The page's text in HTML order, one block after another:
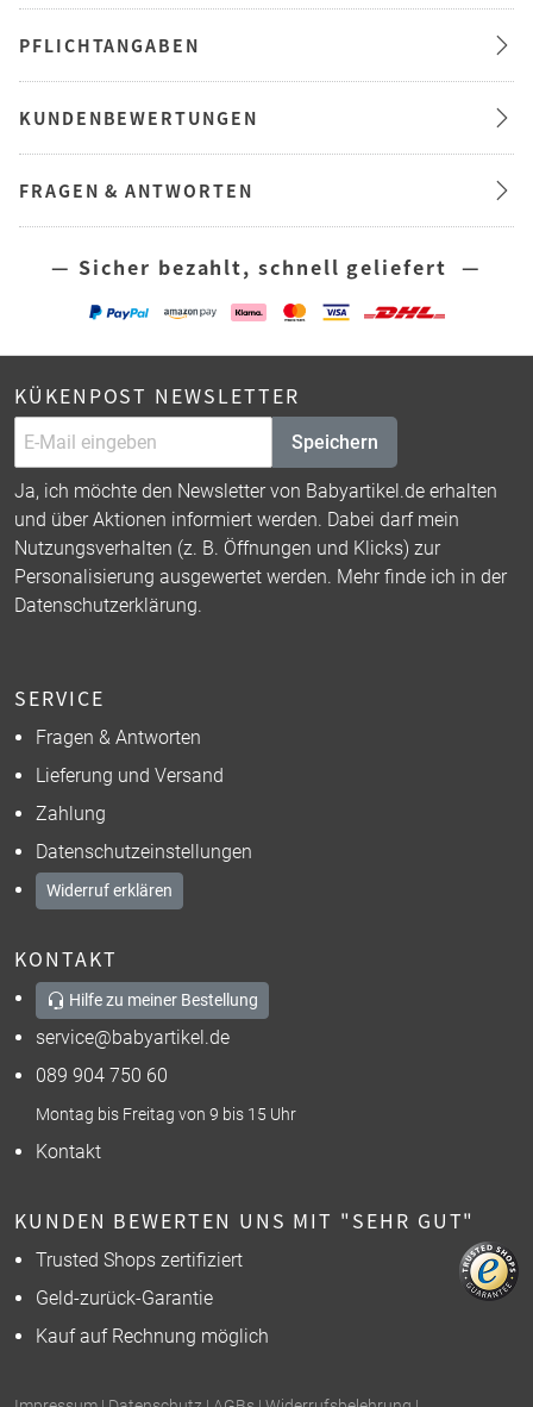
PFLICHTANGABEN
KUNDENBEWERTUNGEN
FRAGEN & ANTWORTEN
— Sicher bezahlt, schnell geliefert —
KÜKENPOST NEWSLETTER
Speichern
Ja, ich möchte den Newsletter von Babyartikel.de erhalten
und über Aktionen informiert werden. Dabei darf mein
Nutzungsverhalten (z. B. Öffnungen und Klicks) zur
Personalisierung ausgewertet werden. Mehr finde ich in der
Datenschutzerklärung.
SERVICE
Fragen & Antworten
Lieferung und Versand
Zahlung
Datenschutzeinstellungen
Widerruf erklären
KONTAKT
Hilfe zu meiner Bestellung
service@babyartikel.de
089 904 750 60
Montag bis Freitag von 9 bis 15 Uhr
Kontakt
KUNDEN BEWERTEN UNS MIT "SEHR GUT"
Trusted Shops zertifiziert
Geld-zurück-Garantie
Kauf auf Rechnung möglich